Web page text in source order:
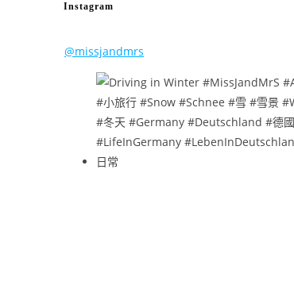
Instagram
@missjandmrs